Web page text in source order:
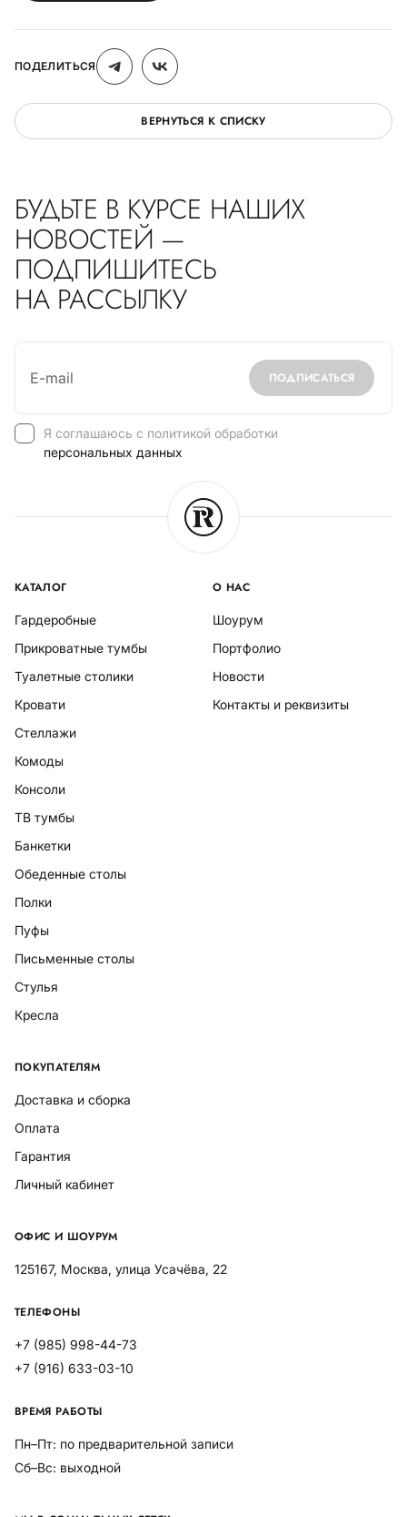
ВЕРНУТЬСЯ К СПИСКУ
ПОДЕЛИТЬСЯ
БУДЬТЕ В КУРСЕ НАШИХ
НОВОСТЕЙ —
ПОДПИШИТЕСЬ
НА РАССЫЛКУ
ПОДПИСАТЬСЯ
Я соглашаюсь с политикой обработки
персональных данных
КАТАЛОГ
Гардеробные
Прикроватные тумбы
Туалетные столики
Кровати
Стеллажи
Комоды
Консоли
ТВ тумбы
Банкетки
Обеденные столы
Полки
Пуфы
Письменные столы
Стулья
Кресла
О НАС
Шоурум
Портфолио
Новости
Контакты и реквизиты
ПОКУПАТЕЛЯМ
Доставка и сборка
Оплата
Гарантия
Личный кабинет
ОФИС И ШОУРУМ
125167, Москва, улица Усачёва, 22
ТЕЛЕФОНЫ
+7 (985) 998-44-73
+7 (916) 633-03-10
ВРЕМЯ РАБОТЫ
Пн–Пт: по предварительной записи
Сб–Вс: выходной